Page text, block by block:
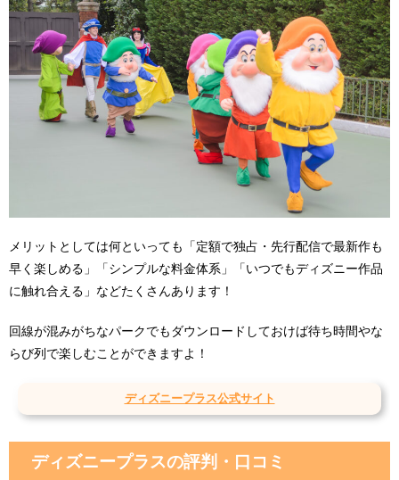
メリットとしては何といっても「定額で独占・先行配信で最新作も
早く楽しめる」「シンプルな料金体系」「いつでもディズニー作品
に触れ合える」などたくさんあります！
回線が混みがちなパークでもダウンロードしておけば待ち時間やな
らび列で楽しむことができますよ！
ディズニープラス公式サイト
ディズニープラスの評判・口コミ